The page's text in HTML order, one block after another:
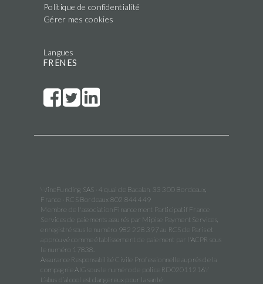
Politique de confidentialité
Gérer mes cookies
Langues
FR EN ES
WineFunding SAS · 4 quai de Bacalan, 33 300 Bordeaux,
France · RCS Bordeaux 802 844 449
Membre de l'association Financement Participatif France
Services de paiements assurés par Mipise Payment Services,
enregistré sous le numéro 982 228 397 au RCS de Paris et
approuvé comme établissement de paiement par l'ACPR sous
le numéro 17838.
Assurance Responsabilité Civile Professionnelle auprès de la
compagnie AIG sous le numéro de police RD02011216Y
L’abus d’alcool est dangereux pour la santé